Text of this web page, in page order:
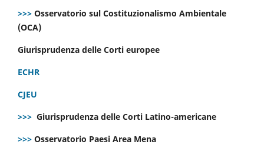
>>> Osservatorio sul Costituzionalismo Ambientale
(OCA)
Giurisprudenza delle Corti europee
ECHR
CJEU
>>> Giurisprudenza delle Corti Latino-americane
>>> Osservatorio Paesi Area Mena